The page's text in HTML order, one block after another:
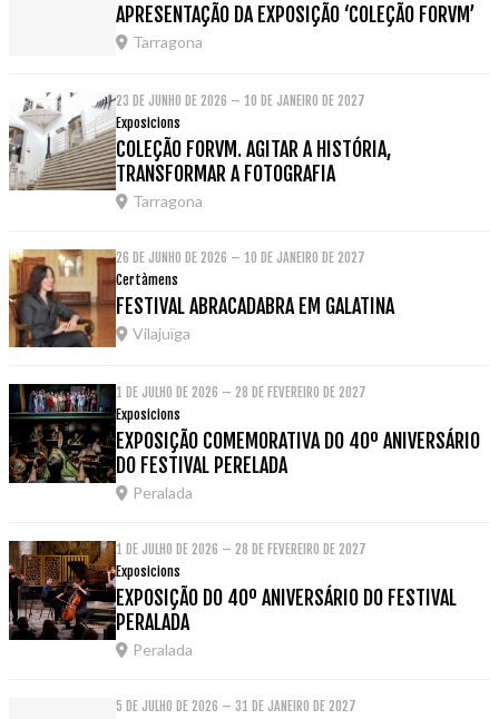
APRESENTAÇÃO DA EXPOSIÇÃO ‘COLEÇÃO FORVM’
Tarragona
23 DE JUNHO DE 2026 – 10 DE JANEIRO DE 2027
Exposicions
COLEÇÃO FORVM. AGITAR A HISTÓRIA,
TRANSFORMAR A FOTOGRAFIA
Tarragona
26 DE JUNHO DE 2026 – 10 DE JANEIRO DE 2027
Certàmens
FESTIVAL ABRACADABRA EM GALATINA
Vilajuïga
1 DE JULHO DE 2026 – 28 DE FEVEREIRO DE 2027
Exposicions
EXPOSIÇÃO COMEMORATIVA DO 40º ANIVERSÁRIO
DO FESTIVAL PERELADA
Peralada
1 DE JULHO DE 2026 – 28 DE FEVEREIRO DE 2027
Exposicions
EXPOSIÇÃO DO 40º ANIVERSÁRIO DO FESTIVAL
PERALADA
Peralada
5 DE JULHO DE 2026 – 31 DE JANEIRO DE 2027